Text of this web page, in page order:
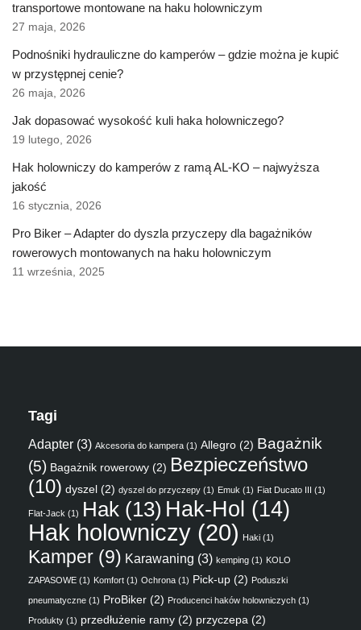
transportowe montowane na haku holowniczym
27 maja, 2026
Podnośniki hydrauliczne do kamperów – gdzie można je kupić
w przystępnej cenie?
26 maja, 2026
Jak dopasować wysokość kuli haka holowniczego?
19 lutego, 2026
Hak holowniczy do kamperów z ramą AL-KO – najwyższa
jakość
16 stycznia, 2026
Pro Biker – Adapter do dyszla przyczepy dla bagażników
rowerowych montowanych na haku holowniczym
11 września, 2025
Tagi
Adapter (3) Akcesoria do kampera (1) Allegro (2) Bagażnik
(5) Bagażnik rowerowy (2) Bezpieczeństwo
(10) dyszel (2) dyszel do przyczepy (1) Emuk (1) Fiat Ducato III (1)
Flat-Jack (1) Hak (13) Hak-Hol (14)
Hak holowniczy (20) Haki (1)
Kamper (9) Karawaning (3) kemping (1) KOLO
ZAPASOWE (1) Komfort (1) Ochrona (1) Pick-up (2) Poduszki
pneumatyczne (1) ProBiker (2) Producenci haków holowniczych (1)
Produkty (1) przedłużenie ramy (2) przyczepa (2)